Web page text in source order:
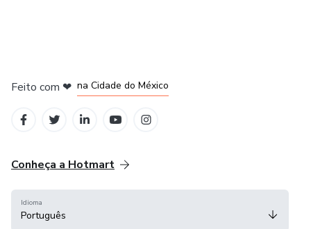
Feito com ❤ na Cidade do México
Conheça a Hotmart
Idioma
Português